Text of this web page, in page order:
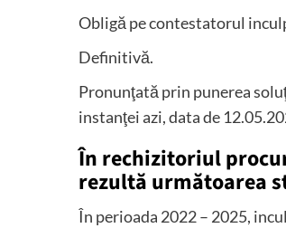
Obligă pe contestatorul
Definitivă.
Pronunţată prin punerea
instanţei azi, data de
În rechizitoriul
rezultă următoarea
În perioada 2022 – 2025,